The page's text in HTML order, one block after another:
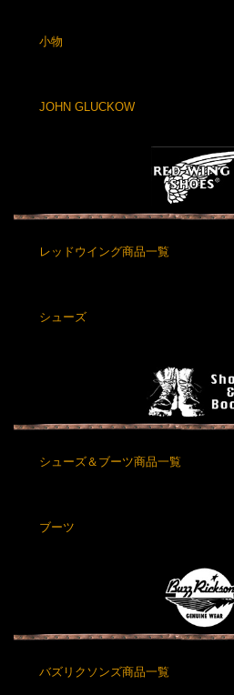
小物
JOHN GLUCKOW
レッドウイング商品一覧
シューズ
シューズ＆ブーツ商品一覧
ブーツ
バズリクソンズ商品一覧